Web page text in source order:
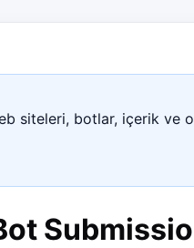
siteleri, botlar, içerik